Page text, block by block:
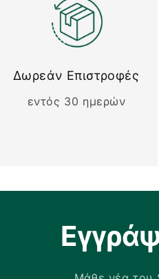
Δωρεάν Επιστροφές
εντός 30 ημερών